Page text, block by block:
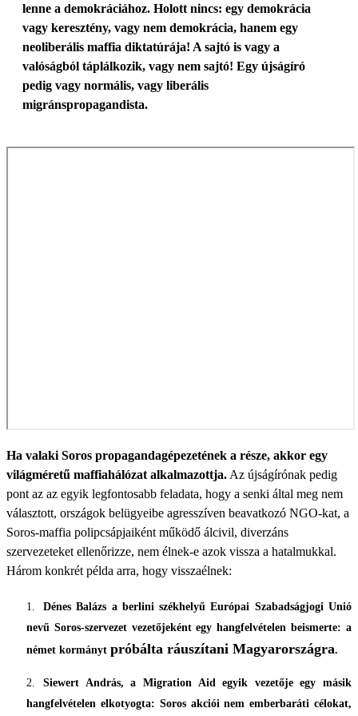
lenne a demokráciához. Holott nincs: egy demokrácia
vagy keresztény, vagy nem demokrácia, hanem egy
neoliberális maffia diktatúrája! A sajtó is vagy a
valóságból táplálkozik, vagy nem sajtó! Egy újságíró
pedig vagy normális, vagy liberális
migránspropagandista.
Ha valaki Soros propagandagépezetének a része, akkor egy
világméretű maffiahálózat alkalmazottja. Az újságírónak pedig
pont az az egyik legfontosabb feladata, hogy a senki által meg nem
választott, országok belügyeibe agresszíven beavatkozó NGO-kat, a
Soros-maffia polipcsápjaiként működő álcivil, diverzáns
szervezeteket ellenőrizze, nem élnek-e azok vissza a hatalmukkal.
Három konkrét példa arra, hogy visszaélnek:
Dénes Balázs a berlini székhelyű Európai Szabadságjogi Unió
nevű Soros-szervezet vezetőjeként egy hangfelvételen beismerte: a
német kormányt próbálta ráuszítani Magyarországra.
Siewert András, a Migration Aid egyik vezetője egy másik
hangfelvételen elkotyogta: Soros akciói nem emberbaráti célokat,